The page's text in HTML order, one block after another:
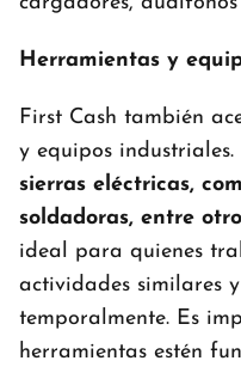
Herramientas y
First Cash también
y equipos industriales.
sierras eléctricas,
soldadoras, entre
ideal para quienes
actividades similares
temporalmente. Es
herramientas estén